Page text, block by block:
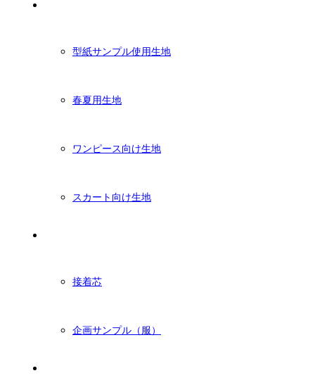
型紙サンプル使用生地
春夏用生地
ワンピース向け生地
スカート向け生地
接着芯
企画サンプル（服）